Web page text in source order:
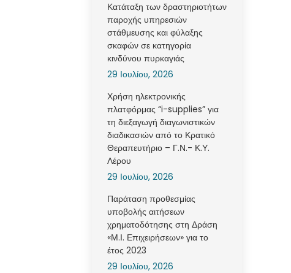
Κατάταξη των δραστηριοτήτων
παροχής υπηρεσιών
στάθμευσης και φύλαξης
σκαφών σε κατηγορία
κινδύνου πυρκαγιάς
29 Ιουλίου, 2026
Χρήση ηλεκτρονικής
πλατφόρμας “i-supplies” για
τη διεξαγωγή διαγωνιστικών
διαδικασιών από το Κρατικό
Θεραπευτήριο – Γ.Ν.- Κ.Υ.
Λέρου
29 Ιουλίου, 2026
Παράταση προθεσμίας
υποβολής αιτήσεων
χρηματοδότησης στη Δράση
«Μ.Ι. Επιχειρήσεων» για το
έτος 2023
29 Ιουλίου, 2026